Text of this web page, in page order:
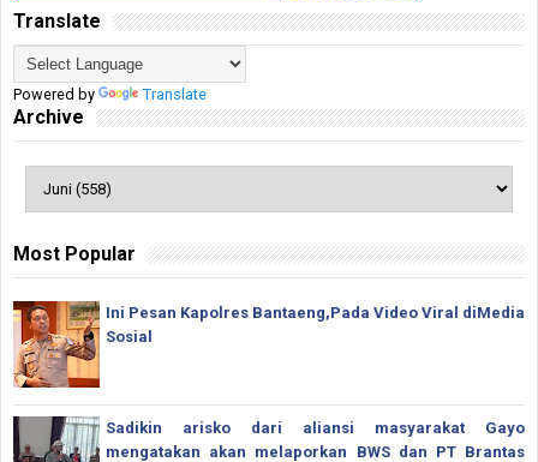
Translate
Powered by Translate
Archive
Most Popular
Ini Pesan Kapolres Bantaeng,Pada Video Viral diMedia
Sosial
Sadikin arisko dari aliansi masyarakat Gayo
mengatakan akan melaporkan BWS dan PT Brantas